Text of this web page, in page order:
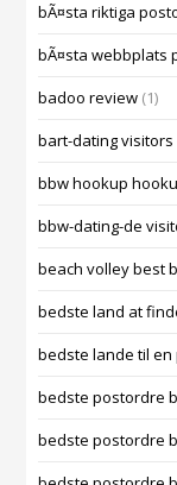
bÃ¤sta riktiga
bÃ¤sta webbplats
badoo review (1)
bart-dating visitors
bbw hookup
bbw-dating-de
beach volley best
bedste land at
bedste lande til
bedste postordre
bedste postordre